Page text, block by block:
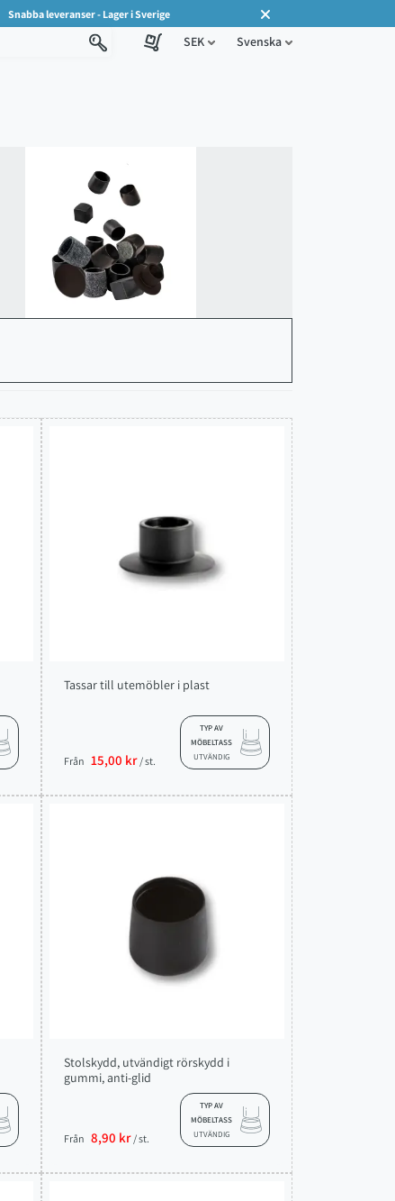
Snabba leveranser - Lager i Sverige
SEK Svenska
Tassar till utemöbler i plast
Från 15,00 kr / st.
TYP AV
MÖBELTASS
UTVÄNDIG
Stolskydd, utvändigt rörskydd i
gummi, anti-glid
Från 8,90 kr / st.
TYP AV
MÖBELTASS
UTVÄNDIG